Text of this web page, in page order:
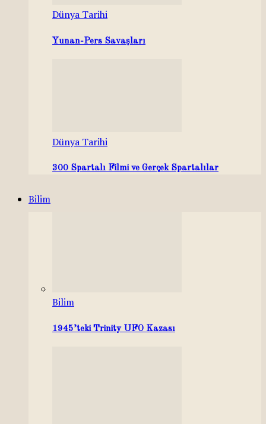
Dünya Tarihi
Yunan-Pers Savaşları
Dünya Tarihi
300 Spartalı Filmi ve Gerçek Spartalılar
Bilim
Bilim
1945’teki Trinity UFO Kazası